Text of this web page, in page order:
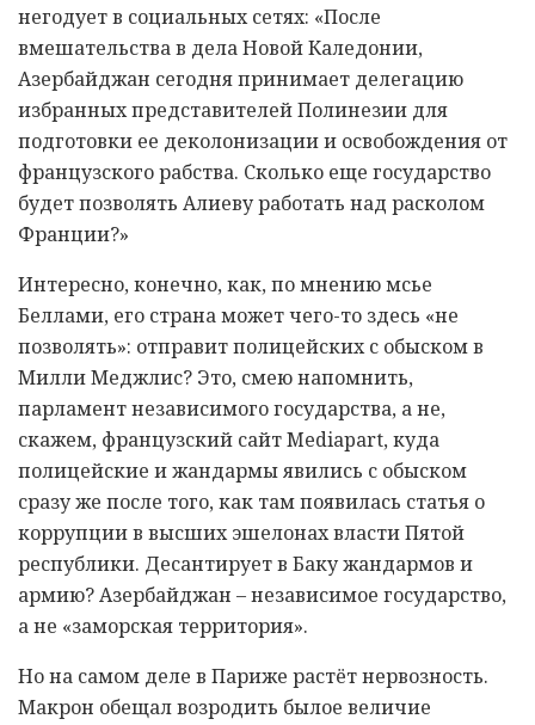
негодует в социальных сетях: «После
вмешательства в дела Новой Каледонии,
Азербайджан сегодня принимает делегацию
избранных представителей Полинезии для
подготовки ее деколонизации и освобождения от
французского рабства. Сколько еще государство
будет позволять Алиеву работать над расколом
Франции?»
Интересно, конечно, как, по мнению мсье
Беллами, его страна может чего-то здесь «не
позволять»: отправит полицейских с обыском в
Милли Меджлис? Это, смею напомнить,
парламент независимого государства, а не,
скажем, французский сайт Mediapart, куда
полицейские и жандармы явились с обыском
сразу же после того, как там появилась статья о
коррупции в высших эшелонах власти Пятой
республики. Десантирует в Баку жандармов и
армию? Азербайджан – независимое государство,
а не «заморская территория».
Но на самом деле в Париже растёт нервозность.
Макрон обещал возродить былое величие